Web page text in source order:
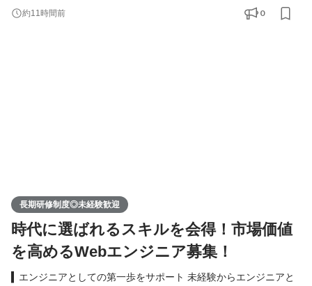
関わりたい。 そんな気持ちがあるフロントコーダーの方へ。 私た
ちは現在、フロントエンドエンジニアへのキャリアアップを前提
約11時間前 0
長期研修制度◎未経験歓迎
時代に選ばれるスキルを会得！市場価値
を高めるWebエンジニア募集！
▍エンジニアとしての第一歩をサポート 未経験からエンジニアと